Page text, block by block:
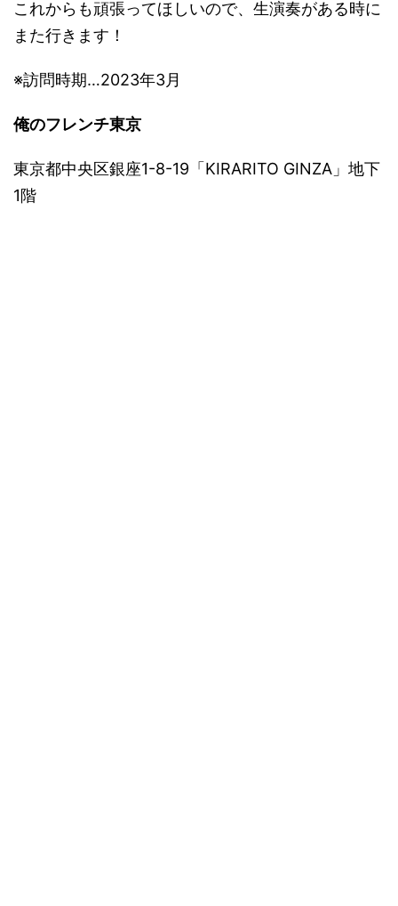
これからも頑張ってほしいので、生演奏がある時に
また行きます！
※訪問時期…2023年3月
俺のフレンチ東京
東京都中央区銀座1-8-19「KIRARITO GINZA」地下
1階